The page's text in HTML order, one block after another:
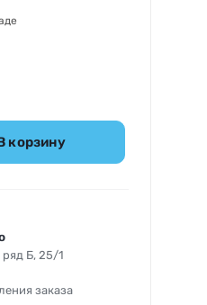
корзину
Б, 25/1
заказа